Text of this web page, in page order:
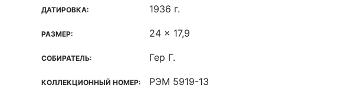
ДАТИРОВКА: 1936 г.
РАЗМЕР: 24 x 17,9
СОБИРАТЕЛЬ: Гер Г.
КОЛЛЕКЦИОННЫЙ НОМЕР: РЭМ 5919-13